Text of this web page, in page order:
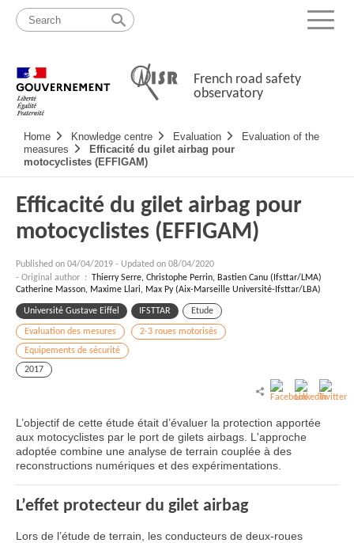
content
map
Menu
French road safety
observatory
Navigation
principale
Home Knowledge centre Evaluation
Evaluation of the
measures
Efficacité du gilet airbag pour
motocyclistes (EFFIGAM)
Efficacité du gilet airbag pour
motocyclistes (EFFIGAM)
Published on 04/04/2019 - Updated on 08/04/2020
- Original author : Thierry Serre, Christophe Perrin, Bastien Canu (Ifsttar/LMA)
Catherine Masson, Maxime Llari, Max Py (Aix-Marseille Université-Ifsttar/LBA)
Université Gustave Eiffel IFSTTAR Etude
Evaluation des mesures
2-3 roues motorisés
Equipements de sécurité
2017
L’objectif de cette étude était d’évaluer la protection apportée
aux motocyclistes par le port de gilets airbags. L'approche
adoptée combine une analyse de terrain couplée à des
reconstructions numériques et des expérimentations.
L’effet protecteur du gilet airbag
Lors de l’étude de terrain, les conducteurs de deux-roues